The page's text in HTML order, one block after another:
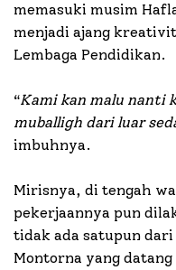
memasuki musim
menjadi ajang
Lembaga Pendidikan.
“Kami kan malu nanti
muballigh dari luar
imbuhnya.
Mirisnya, di tengah
pekerjaannya pun
tidak ada satupun
Montorna yang